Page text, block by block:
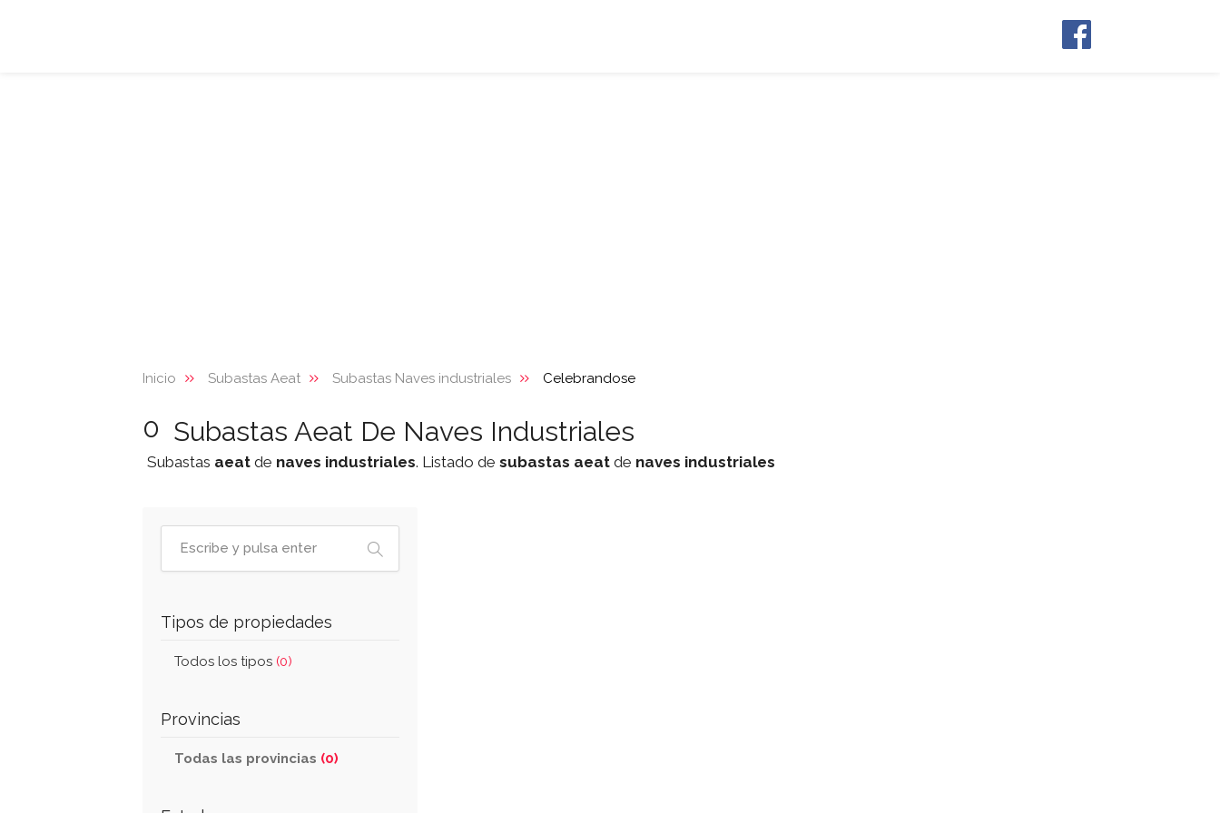
Inicio Subastas Aeat Subastas Naves industriales Celebrandose
0 Subastas Aeat De Naves Industriales
Subastas aeat de naves industriales. Listado de subastas aeat de naves industriales
Tipos de propiedades
Todos los tipos (0)
Provincias
Todas las provincias (0)